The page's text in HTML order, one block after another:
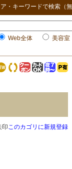
・キーワードで検索（
Web全体 美容室
このカゴリに新規登録